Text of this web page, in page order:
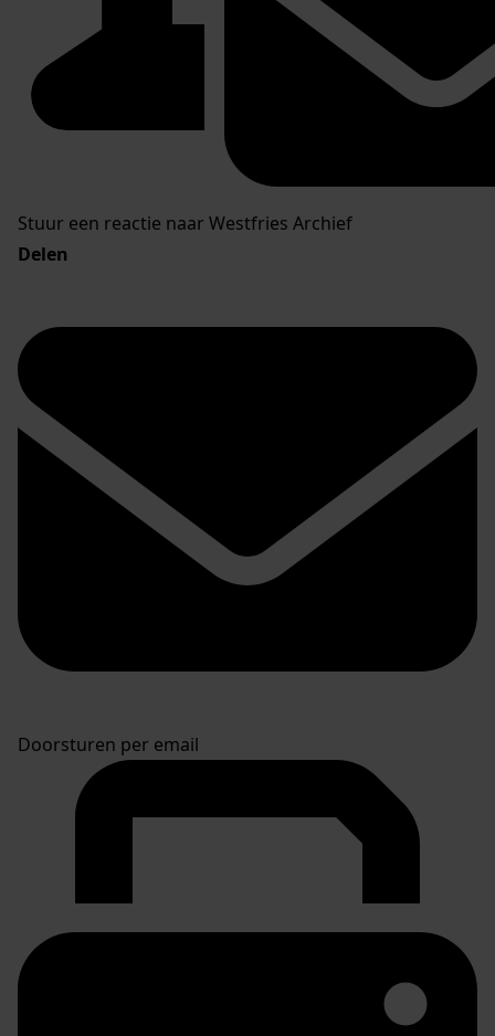
Stuur een reactie naar Westfries Archief
Delen
Doorsturen per email